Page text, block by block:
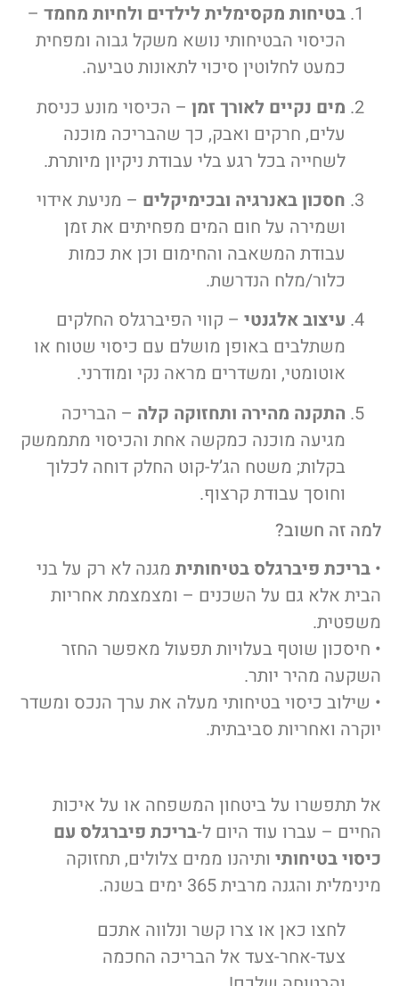
בטיחות מקסימלית לילדים ולחיות מחמד –
הכיסוי הבטיחותי נושא משקל גבוה ומפחית
כמעט לחלוטין סיכוי לתאונות טביעה.
מים נקיים לאורך זמן – הכיסוי מונע כניסת
עלים, חרקים ואבק, כך שהבריכה מוכנה
לשחייה בכל רגע בלי עבודת ניקיון מיותרת.
חסכון באנרגיה ובכימיקלים – מניעת אידוי
ושמירה על חום המים מפחיתים את זמן
עבודת המשאבה והחימום וכן את כמות
כלור/מלח הנדרשת.
עיצוב אלגנטי – קווי הפיברגלס החלקים
משתלבים באופן מושלם עם כיסוי שטוח או
אוטומטי, ומשדרים מראה נקי ומודרני.
התקנה מהירה ותחזוקה קלה – הבריכה
מגיעה מוכנה כמקשה אחת והכיסוי מתממשק
בקלות; משטח הג’ל-קוט החלק דוחה לכלוך
וחוסך עבודת קרצוף.
למה זה חשוב?
• בריכת פיברגלס בטיחותית מגנה לא רק על בני
הבית אלא גם על השכנים – ומצמצמת אחריות
משפטית.
• חיסכון שוטף בעלויות תפעול מאפשר החזר
השקעה מהיר יותר.
• שילוב כיסוי בטיחותי מעלה את ערך הנכס ומשדר
יוקרה ואחריות סביבתית.
אל תתפשרו על ביטחון המשפחה או על איכות
החיים – עברו עוד היום ל-בריכת פיברגלס עם
כיסוי בטיחותי ותיהנו ממים צלולים, תחזוקה
מינימלית והגנה מרבית 365 ימים בשנה.
לחצו כאן או צרו קשר ונלווה אתכם
צעד-אחר-צעד אל הבריכה החכמה